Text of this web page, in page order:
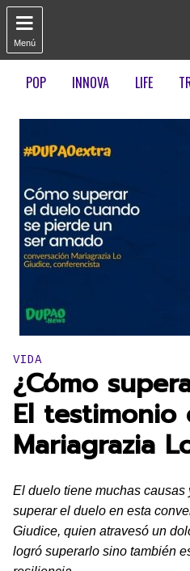

Menú
POP INNOVA LIFE
Publicado en:
VIDA
¿Cómo
El testimonio
Mariagrazia
El duelo tiene muchas causas
superar el duelo en esta
Giudice, quien atravesó un
logró superarlo sino también